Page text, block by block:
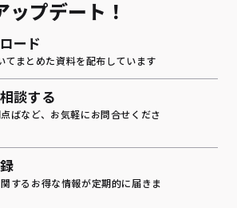
ップデート！
ード
てまとめた資料を配布しています
談する
ばなど、お気軽にお問合せくださ
するお得な情報が定期的に届きま